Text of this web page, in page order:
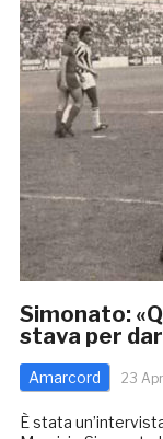
Simonato:
stava per
Amarcord 23
È stata